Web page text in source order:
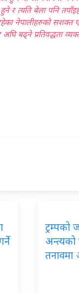
हुने र त्यति बेला पनि
रहेका नेपालीहरुको
बढ्ने प्रतिवद्धता
ट्रम्पको
अन्त्यको
तनावमा